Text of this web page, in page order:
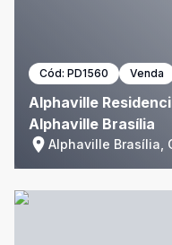
Cód: PD1560 Venda
Alphaville
Alphaville Brasília
Alphaville Brasília,